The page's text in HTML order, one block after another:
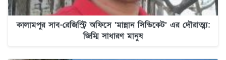
কালামপুর সাব-রেজিস্ট্রি অফিসে ‘মান্নান সিন্ডিকেট’ এর দৌরাত্ম্য:
জিম্মি সাধারণ মানুষ